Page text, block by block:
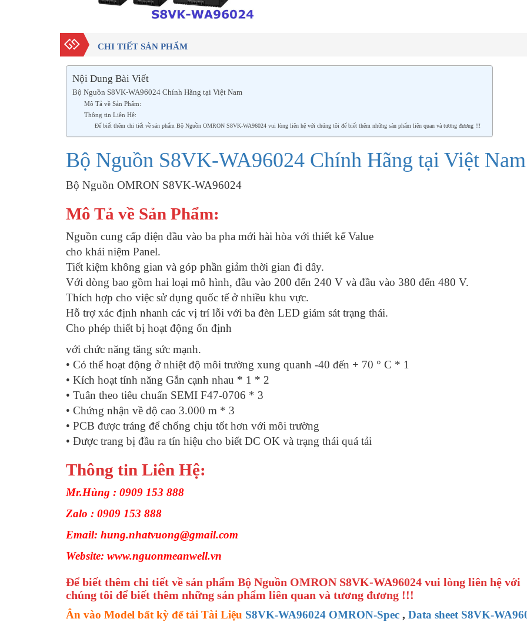
CHI TIẾT SẢN PHẨM
Nội Dung Bài Viết
Bộ Nguồn S8VK-WA96024 Chính Hãng tại Việt Nam
Mô Tả về Sản Phẩm:
Thông tin Liên Hệ:
Để biết thêm chi tiết về sản phẩm Bộ Nguồn OMRON S8VK-WA96024 vui lòng liên hệ với chúng tôi để biết thêm những sản phẩm liên quan và tương đương !!!
Bộ Nguồn S8VK-WA96024 Chính Hãng tại Việt Nam
Bộ Nguồn OMRON S8VK-WA96024
Mô Tả về Sản Phẩm:
Nguồn cung cấp điện đầu vào ba pha mới hài hòa với thiết kế Value
cho khái niệm Panel.
Tiết kiệm không gian và góp phần giảm thời gian đi dây.
Với dòng bao gồm hai loại mô hình, đầu vào 200 đến 240 V và đầu vào 380 đến 480 V.
Thích hợp cho việc sử dụng quốc tế ở nhiều khu vực.
Hỗ trợ xác định nhanh các vị trí lỗi với ba đèn LED giám sát trạng thái.
Cho phép thiết bị hoạt động ổn định
với chức năng tăng sức mạnh.
• Có thể hoạt động ở nhiệt độ môi trường xung quanh -40 đến + 70 ° C * 1
• Kích hoạt tính năng Gắn cạnh nhau * 1 * 2
• Tuân theo tiêu chuẩn SEMI F47-0706 * 3
• Chứng nhận về độ cao 3.000 m * 3
• PCB được tráng để chống chịu tốt hơn với môi trường
• Được trang bị đầu ra tín hiệu cho biết DC OK và trạng thái quá tải
Thông tin Liên Hệ:
Mr.Hùng : 0909 153 888
Zalo : 0909 153 888
Email: hung.nhatvuong@gmail.com
Website: www.nguonmeanwell.vn
Để biết thêm chi tiết về sản phẩm Bộ Nguồn OMRON S8VK-WA96024 vui lòng liên hệ với
chúng tôi để biết thêm những sản phẩm liên quan và tương đương !!!
Ân vào Model bất kỳ để tải Tài Liệu S8VK-WA96024 OMRON-Spec , Data sheet S8VK-